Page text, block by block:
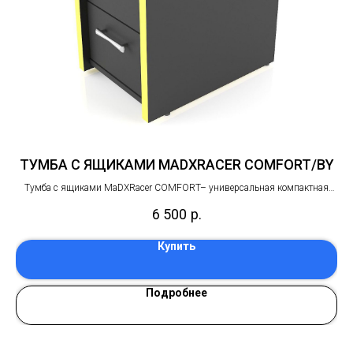
ТУМБА С ЯЩИКАМИ MADXRACER COMFORT/BY
Тумба с ящиками MaDXRacer COMFORT– универсальная компактная
выдвижения
6 500 р.
Купить
Подробнее